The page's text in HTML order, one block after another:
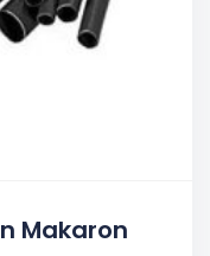
Makaron